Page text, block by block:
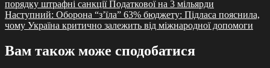
порядку штрафні санкції Податкової на 3 мільярди
Наступний: Оборона “з’їла” 63% бюджету: Підласа пояснила,
чому Україна критично залежить від міжнародної допомоги
Вам також може сподобатися